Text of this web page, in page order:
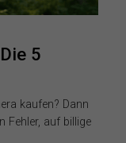
5
kaufen? Dann
Fehler, auf billige